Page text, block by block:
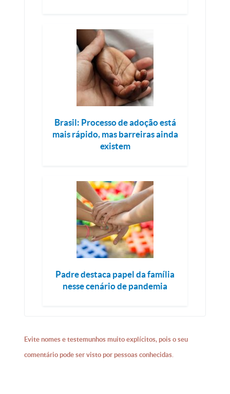
Brasil: Processo de adoção está
mais rápido, mas barreiras ainda
existem
Padre destaca papel da família
nesse cenário de pandemia
Evite nomes e testemunhos muito explícitos, pois o seu
comentário pode ser visto por pessoas conhecidas.